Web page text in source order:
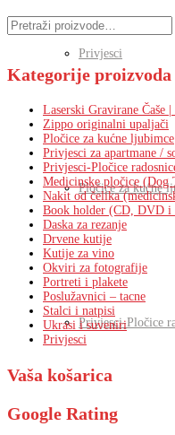
Privjesci
Pločice za kućne
Privjesci-Pločice
Kategorije proizvoda
Laserski Gravirane Čaše
Zippo originalni upaljači
Pločice za kućne ljubimce
Privjesci za apartmane /
Privjesci-Pločice
Medicinske pločice (Dog
Nakit od čelika
Book holder (CD, DVD i
Daska za rezanje
Drvene kutije
Kutije za vino
Okviri za fotografije
Portreti i plakete
Poslužavnici – tacne
Stalci i natpisi
Ukrasi i suveniri
Privjesci
Vaša košarica
Google Rating